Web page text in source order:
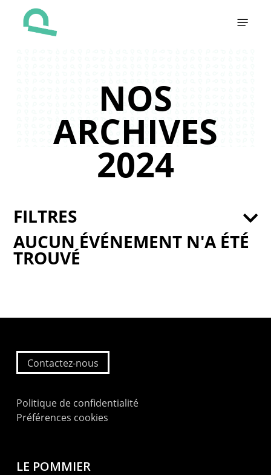
NOS
ARCHIVES
2024
AUCUN ÉVÉNEMENT N'A ÉTÉ
TROUVÉ
FILTRES
Contactez-nous
Politique de confidentialité
Préférences cookies
LE POMMIER